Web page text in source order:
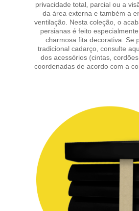
privacidade total, parcial ou a
da área externa e também a
ventilação. Nesta coleção, o
persianas é feito
charmosa fita decorativa. Se
tradicional cadarço, consulte
dos acessórios (cintas,
coordenadas de acordo com a